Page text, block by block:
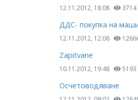
12.11.2012, 18:08 3714
ДДС- покупка на
12.11.2012, 12:06
Zapitvane
10.11.2012, 19:48 5193
Осчетоводяване